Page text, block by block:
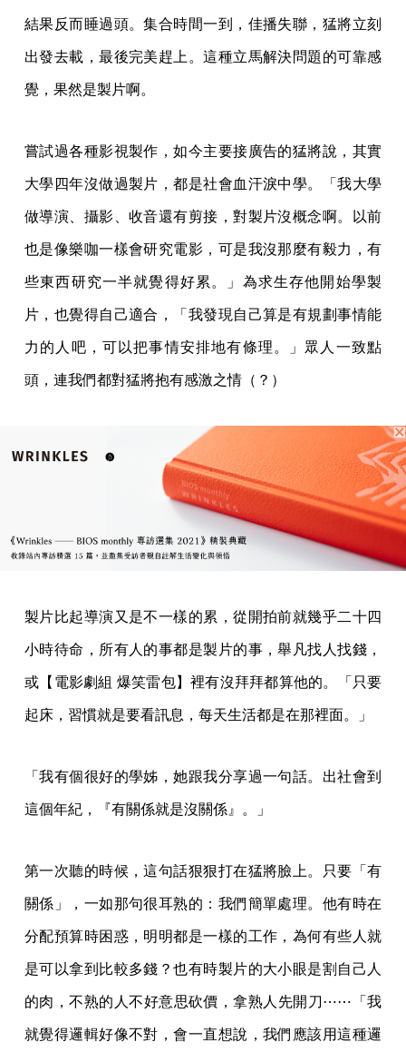
結果反而睡過頭。集合時間一到，佳播失聯，猛將立刻
出發去載，最後完美趕上。這種立馬解決問題的可靠感
覺，果然是製片啊。
嘗試過各種影視製作，如今主要接廣告的猛將說，其實
大學四年沒做過製片，都是社會血汗淚中學。「我大學
做導演、攝影、收音還有剪接，對製片沒概念啊。以前
也是像樂咖一樣會研究電影，可是我沒那麼有毅力，有
些東西研究一半就覺得好累。」為求生存他開始學製
片，也覺得自己適合，「我發現自己算是有規劃事情能
力的人吧，可以把事情安排地有條理。」眾人一致點
頭，連我們都對猛將抱有感激之情（？）
製片比起導演又是不一樣的累，從開拍前就幾乎二十四
小時待命，所有人的事都是製片的事，舉凡找人找錢，
或【電影劇組 爆笑雷包】裡有沒拜拜都算他的。「只要
起床，習慣就是要看訊息，每天生活都是在那裡面。」
「我有個很好的學姊，她跟我分享過一句話。出社會到
這個年紀，『有關係就是沒關係』。」
第一次聽的時候，這句話狠狠打在猛將臉上。只要「有
關係」，一如那句很耳熟的：我們簡單處理。他有時在
分配預算時困惑，明明都是一樣的工作，為何有些人就
是可以拿到比較多錢？也有時製片的大小眼是割自己人
的肉，不熟的人不好意思砍價，拿熟人先開刀⋯⋯「我
就覺得邏輯好像不對，會一直想說，我們應該用這種邏